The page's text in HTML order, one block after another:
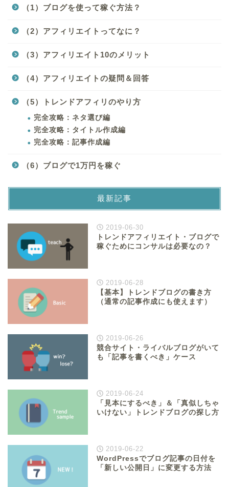
（1）ブログを使って稼ぐ方法？
（2）アフィリエイトってなに？
（3）アフィリエイト10のメリット
（4）アフィリエイトの疑問＆回答
（5）トレンドアフィリのやり方
完全攻略：ネタ選び編
完全攻略：タイトル作成編
完全攻略：記事作成編
（6）ブログで1万円を稼ぐ
最新記事
2019-06-30
トレンドアフィリエイト・ブログで
稼ぐためにコンサルは必要なの？
2019-06-28
【基本】トレンドブログの書き方
（通常の記事作成にも使えます）
2019-06-26
競合サイト・ライバルブログがいて
も「記事を書くべき」ケース
2019-06-24
「見本にするべき」＆「真似しちゃ
いけない」トレンドブログの探し方
2019-06-22
WordPressでブログ記事の日付を
「新しい公開日」に変更する方法